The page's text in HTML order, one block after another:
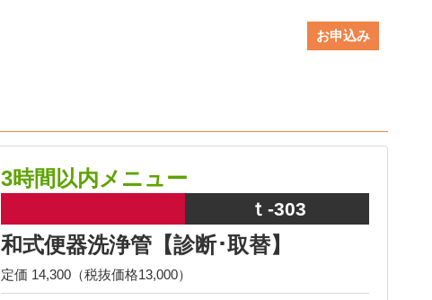
お申込み
3時間以内メニュー
ｔ-303
和式便器洗浄管【診断･取替】
定価 14,300（税抜価格13,000）